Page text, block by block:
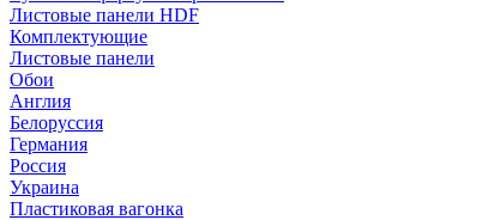
Листовые панели HDF
Комплектующие
Листовые панели
Обои
Англия
Белоруссия
Германия
Россия
Украина
Пластиковая вагонка